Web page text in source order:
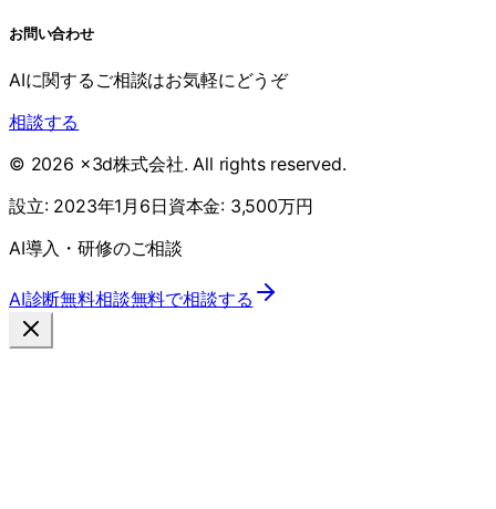
お問い合わせ
AIに関するご相談はお気軽にどうぞ
相談する
© 2026 x3d株式会社. All rights reserved.
設立: 2023年1月6日資本金: 3,500万円
AI導入・研修のご相談
AI診断無料相談無料で相談する